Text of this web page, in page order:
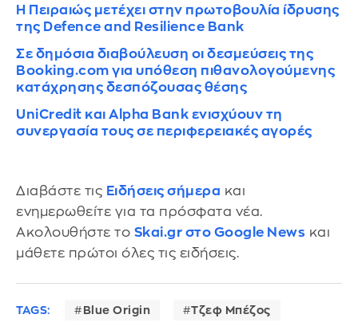
Η Πειραιώς μετέχει στην πρωτοβουλία ίδρυσης
της Defence and Resilience Bank
Σε δημόσια διαβούλευση οι δεσμεύσεις της
Booking.com για υπόθεση πιθανολογούμενης
κατάχρησης δεσπόζουσας θέσης
UniCredit και Alpha Bank ενισχύουν τη
συνεργασία τους σε περιφερειακές αγορές
Διαβάστε τις Ειδήσεις σήμερα και
ενημερωθείτε για τα πρόσφατα νέα.
Ακολουθήστε το Skai.gr στο Google News και
μάθετε πρώτοι όλες τις ειδήσεις.
TAGS: Blue Origin Τζεφ Μπέζος